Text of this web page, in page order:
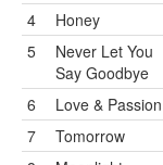
4
Honey
5
Never Let You
Say Goodbye
6 Love & Passion
7
Tomorrow